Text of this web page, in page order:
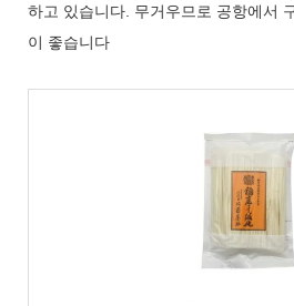
하고 있습니다. 무거우므로 공항에서
이 좋습니다